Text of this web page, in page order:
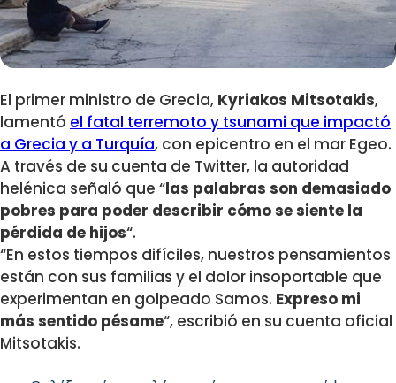
El primer ministro de Grecia, Kyriakos Mitsotakis,
lamentó el fatal terremoto y tsunami que impactó
a Grecia y a Turquía, con epicentro en el mar Egeo.
A través de su cuenta de Twitter, la autoridad
helénica señaló que “las palabras son demasiado
pobres para poder describir cómo se siente la
pérdida de hijos“.
“En estos tiempos difíciles, nuestros pensamientos
están con sus familias y el dolor insoportable que
experimentan en golpeado Samos. Expreso mi
más sentido pésame“, escribió en su cuenta oficial
Mitsotakis.